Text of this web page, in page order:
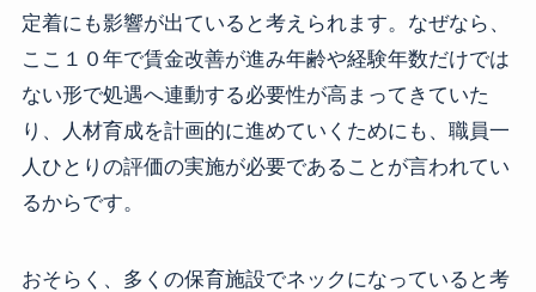
定着にも影響が出ていると考えられます。なぜなら、
ここ１０年で賃金改善が進み年齢や経験年数だけでは
ない形で処遇へ連動する必要性が高まってきていた
り、人材育成を計画的に進めていくためにも、職員一
人ひとりの評価の実施が必要であることが言われてい
るからです。
おそらく、多くの保育施設でネックになっていると考